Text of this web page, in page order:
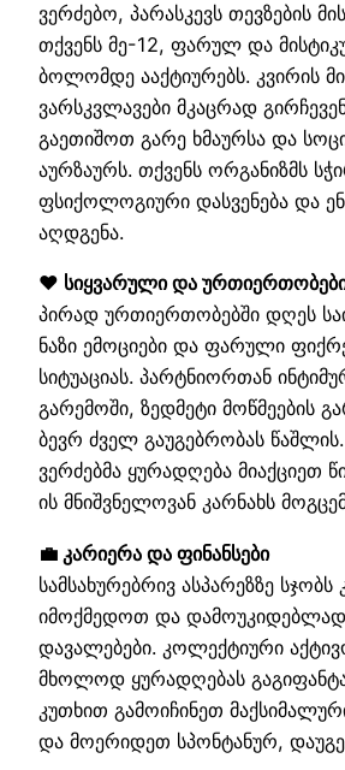
ვერძებო, პარასკევს თევზების
თქვენს მე-12, ფარულ და
ბოლომდე ააქტიურებს. კვირის
ვარსკვლავები მკაცრად
გაეთიშოთ გარე ხმაურსა და
აურზაურს. თქვენს ორგანიზმს
ფსიქოლოგიური დასვენება და
აღდგენა.
❤️ სიყვარული და
პირად ურთიერთობებში დღეს
ნაზი ემოციები და ფარული
სიტუაციას. პარტნიორთან
გარემოში, ზედმეტი მოწმეების
ბევრ ძველ გაუგებრობას
ვერძებმა ყურადღება მიაქციეთ
ის მნიშვნელოვან კარნახს
💼 კარიერა და ფინანსები
სამსახურებრივ ასპარეზზე
იმოქმედოთ და
დავალებები. კოლექტიური
მხოლოდ ყურადღებას
კუთხით გამოიჩინეთ
და მოერიდეთ სპონტანურ,